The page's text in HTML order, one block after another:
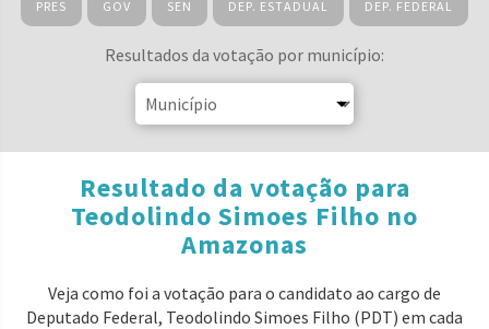
PRES GOV SEN DEP. ESTADUAL DEP. FEDERAL
Resultados da votação por município:
Resultado da votação para
Teodolindo Simoes Filho no
Amazonas
Veja como foi a votação para o candidato ao cargo de
Deputado Federal, Teodolindo Simoes Filho (PDT) em cada